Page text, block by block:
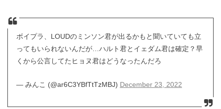
ボイプラ、LOUDのミンソン君が出るかもと聞いていても立
ってもいられないんだが…ハルト君とイェダム君は確定？早
くから公言してたヒョヌ君はどうなったんだろ
— みんこ (@ar6C3YBfTtTzMBJ) December 23, 2022